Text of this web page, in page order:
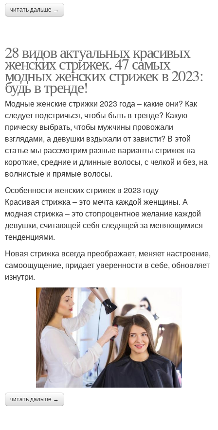
читать дальше →
28 видов актуальных красивых
женских стрижек. 47 самых
модных женских стрижек в 2023:
будь в тренде!
Модные женские стрижки 2023 года – какие они? Как
следует подстричься, чтобы быть в тренде? Какую
прическу выбрать, чтобы мужчины провожали
взглядами, а девушки вздыхали от зависти? В этой
статье мы рассмотрим разные варианты стрижек на
короткие, средние и длинные волосы, с челкой и без, на
волнистые и прямые волосы.
Особенности женских стрижек в 2023 году
Красивая стрижка – это мечта каждой женщины. А
модная стрижка – это стопроцентное желание каждой
девушки, считающей себя следящей за меняющимися
тенденциями.
Новая стрижка всегда преображает, меняет настроение,
самоощущение, придает уверенности в себе, обновляет
изнутри.
читать дальше →